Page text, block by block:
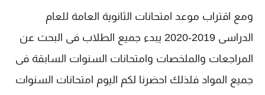
ومع اقتراب موعد امتحانات الثانوية العامة للعام
الدراسى 2019-2020 يبدء جميع الطلاب فى البحث عن
المراجعات والملخصات وامتحانات السنوات السابقة فى
جميع المواد فلذلك احضرنا لكم اليوم امتحانات السنوات